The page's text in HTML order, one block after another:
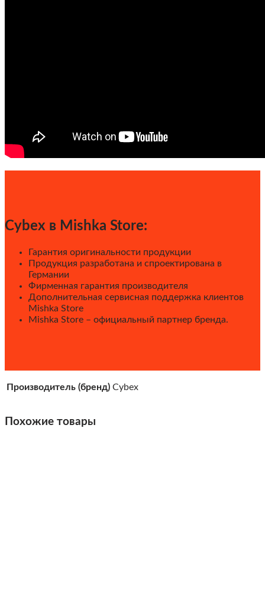
Cybex в Mishka Store:
Гарантия оригинальности продукции
Продукция разработана и спроектирована в
Германии
Фирменная гарантия производителя
Дополнительная сервисная поддержка клиентов
Mishka Store
Mishka Store – официальный партнер бренда.
Производитель (бренд) Cybex
Похожие товары